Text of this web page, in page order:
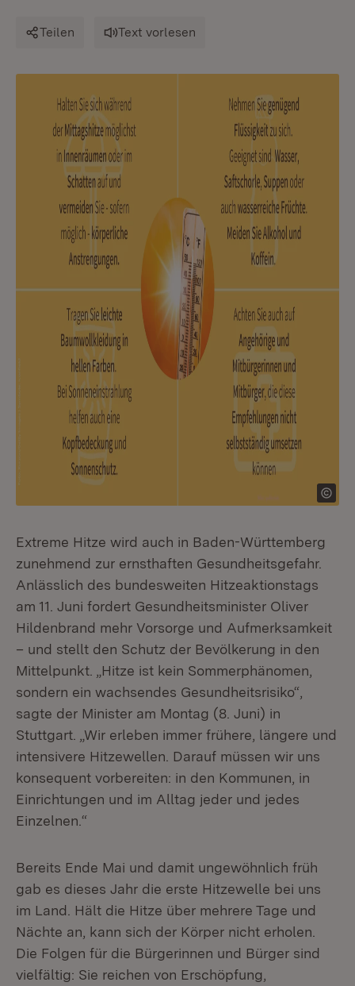
Teilen Text vorlesen
Extreme Hitze wird auch in Baden-Württemberg
zunehmend zur ernsthaften Gesundheitsgefahr.
Anlässlich des bundesweiten Hitzeaktionstags
am 11. Juni fordert Gesundheitsminister Oliver
Hildenbrand mehr Vorsorge und Aufmerksamkeit
– und stellt den Schutz der Bevölkerung in den
Mittelpunkt. „Hitze ist kein Sommerphänomen,
sondern ein wachsendes Gesundheitsrisiko“,
sagte der Minister am Montag (8. Juni) in
Stuttgart. „Wir erleben immer frühere, längere und
intensivere Hitzewellen. Darauf müssen wir uns
konsequent vorbereiten: in den Kommunen, in
Einrichtungen und im Alltag jeder und jedes
Einzelnen.“
Bereits Ende Mai und damit ungewöhnlich früh
gab es dieses Jahr die erste Hitzewelle bei uns
im Land. Hält die Hitze über mehrere Tage und
Nächte an, kann sich der Körper nicht erholen.
Die Folgen für die Bürgerinnen und Bürger sind
vielfältig: Sie reichen von Erschöpfung,